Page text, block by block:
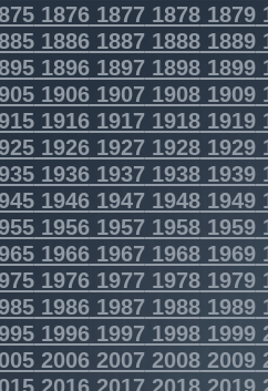
1876187718781879
1886188718881889
1896189718981899
1906190719081909
1916191719181919
1926192719281929
1936193719381939
1946194719481949
1956195719581959
1966196719681969
19761977 19781979
19861987 19881989
19961997 19981999
20062007 20082009